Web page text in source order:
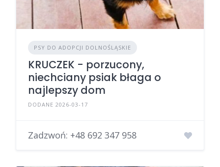
PSY DO ADOPCJI DOLNOŚLĄSKIE
KRUCZEK - porzucony,
niechciany psiak błaga o
najlepszy dom
DODANE 2026-03-17
Zadzwoń: +48 692 347 958